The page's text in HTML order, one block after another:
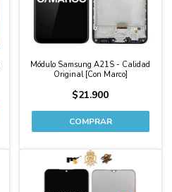
Módulo Samsung A21S - Calidad
Original [Con Marco]
$21.900